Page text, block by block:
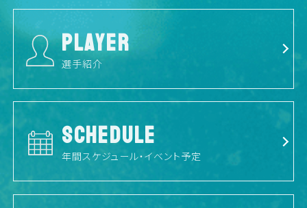
PLAYER
選手紹介
SCHEDULE
年間スケジュール・イベント予定